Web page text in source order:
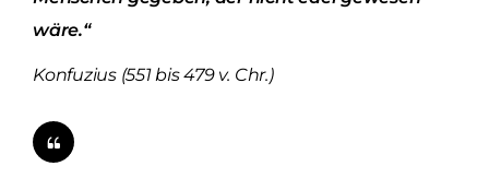
wäre.“
Konfuzius (551 bis 479 v. Chr.)